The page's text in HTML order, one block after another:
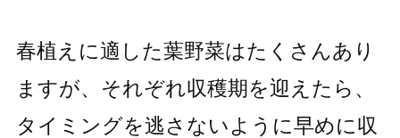
春植えに適した葉野菜はたくさんあり
ますが、それぞれ収穫期を迎えたら、
タイミングを逃さないように早めに収